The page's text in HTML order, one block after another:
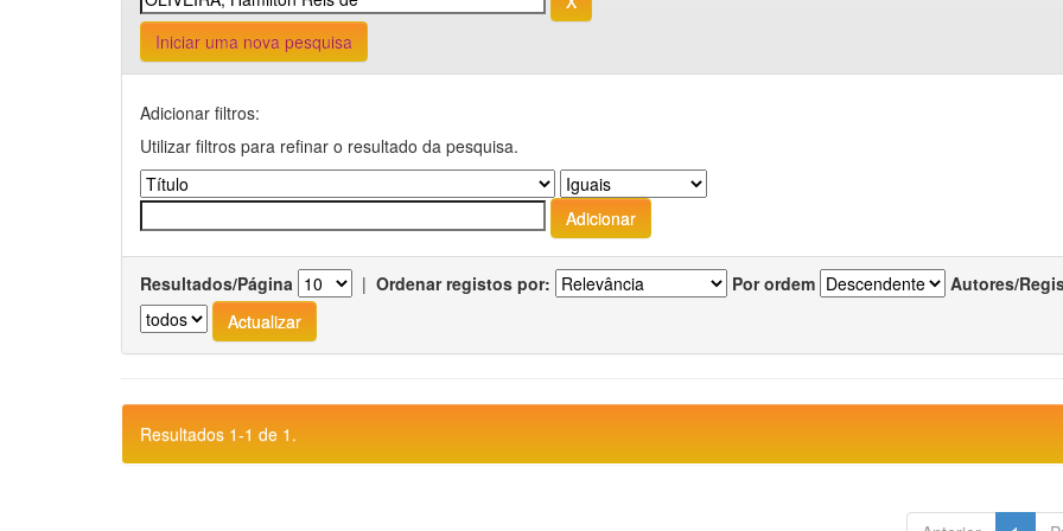
Iniciar uma nova pesquisa
Adicionar filtros:
Utilizar filtros para refinar o resultado da pesquisa.
Resultados/Página | Ordenar registos por: Por ordem Autores/
Resultados 1-1 de 1.